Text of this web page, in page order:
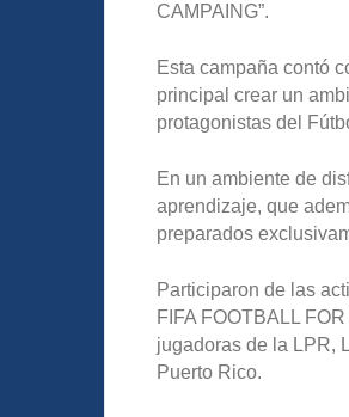
CAMPAING”.
Esta campaña contó
principal crear un
protagonistas del
En un ambiente de
aprendizaje, que
preparados
Participaron de las
FIFA FOOTBALL
jugadoras de la LPR,
Puerto Rico.